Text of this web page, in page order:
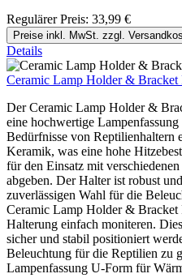
Regulärer Preis: 33,99 €
Preise inkl. MwSt. zzgl.
Details
Ceramic Lamp Holder & Bracket
Der Ceramic Lamp Holder &
eine hochwertige
Bedürfnisse von Reptilienhaltern
Keramik, was eine hohe
für den Einsatz mit
abgeben. Der Halter ist robust
zuverlässigen Wahl für die
Ceramic Lamp Holder & Bracket
Halterung einfach moniteren.
sicher und stabil positioniert
Beleuchtung für die Reptilien zu
Lampenfassung U-Form für